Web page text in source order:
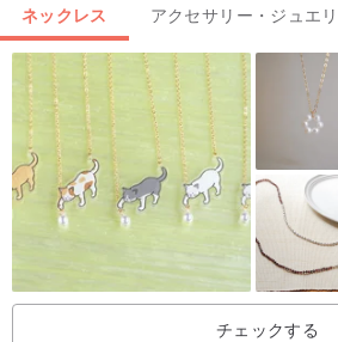
★素材：合金＋樹脂
《ご注意》
（商品は本体のみで、写真に写っている
ん。）
➤アンティーク品は新品ではございません
る痕跡がございますが、それがかえって
います。新品同様の完璧さを求める方はご
セサリーを通して、その背景にある物語や
と輝きを感じ取っていただければ幸いです。
ネックレス アクセサリー・ジュエ
チェックする